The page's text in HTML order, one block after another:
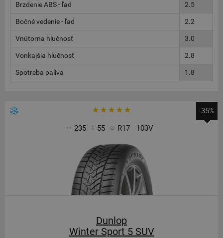
Brzdenie ABS - ľad 2.5
Bočné vedenie - ľad 2.2
Vnútorna hlučnosť 3.0
Vonkajšia hlučnosť 2.8
Spotreba paliva 1.8
235 55 R17 103V
-35%
Dunlop
Winter Sport 5 SUV